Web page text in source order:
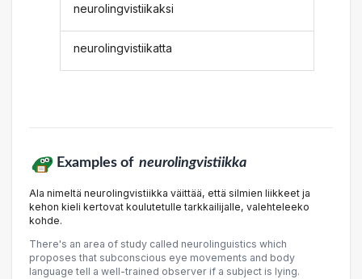
neurolingvistiikaksi
neurolingvistiikatta
Examples of neurolingvistiikka
Ala nimeltä neurolingvistiikka väittää, että silmien liikkeet ja
kehon kieli kertovat koulutetulle tarkkailijalle, valehteleeko
kohde.
There's an area of study called neurolinguistics which
proposes that subconscious eye movements and body
language tell a well-trained observer if a subject is lying.